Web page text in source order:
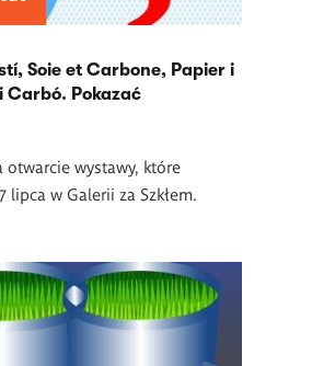
Soie et Carbone, Papier i
Carbó. Pokazać
otwarcie wystawy, które
lipca w Galerii za Szkłem.